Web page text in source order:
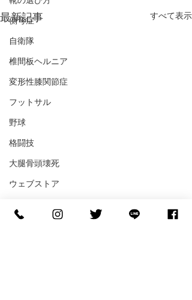
側弯症
自衛隊
椎間板ヘルニア
変形性膝関節症
フットサル
野球
格闘技
大腿骨頭壊死
ウェブストア
最新記事 すべて表示